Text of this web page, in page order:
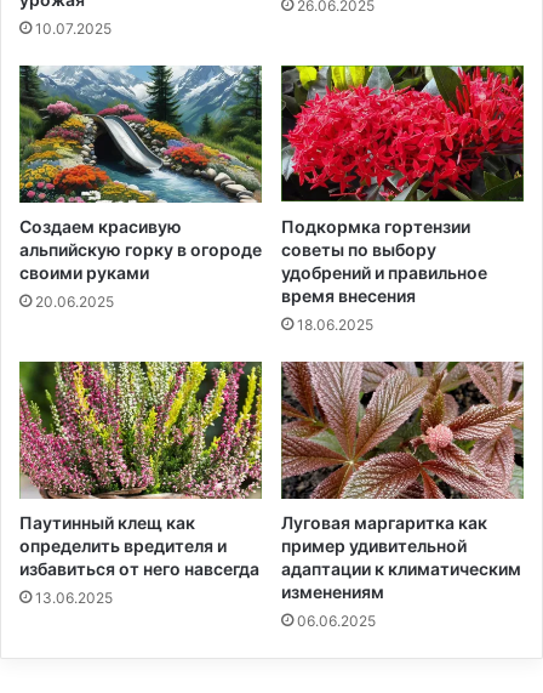
10.07.2025
26.06.2025
Создаем красивую
альпийскую горку в огороде
своими руками
20.06.2025
Подкормка гортензии
советы по выбору
удобрений и правильное
время внесения
18.06.2025
Паутинный клещ как
определить вредителя и
избавиться от него навсегда
13.06.2025
Луговая маргаритка как
пример удивительной
адаптации к климатическим
изменениям
06.06.2025